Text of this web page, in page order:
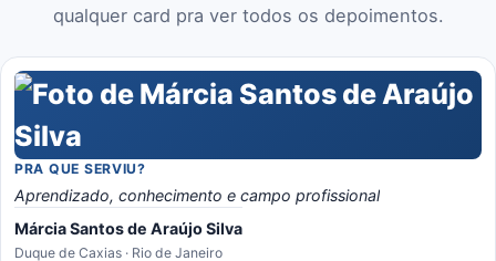
qualquer card pra ver todos os depoimentos.
PRA QUE SERVIU?
Aprendizado, conhecimento e campo profissional
Márcia Santos de Araújo Silva
Duque de Caxias · Rio de Janeiro